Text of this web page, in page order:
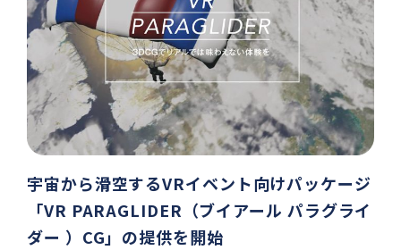
宇宙から滑空するVRイベント向けパッケージ
「VR PARAGLIDER（ブイアール パラグライ
ダー ）CG」の提供を開始